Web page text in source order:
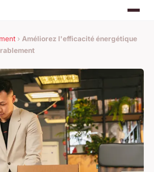
› Améliorez l'efficacité énergétique